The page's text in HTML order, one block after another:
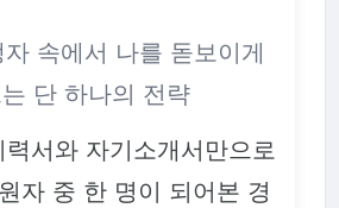
속에서 나를 돋보이게
단 하나의 전략
서와 자기소개서만으로
자 중 한 명이 되어본 경